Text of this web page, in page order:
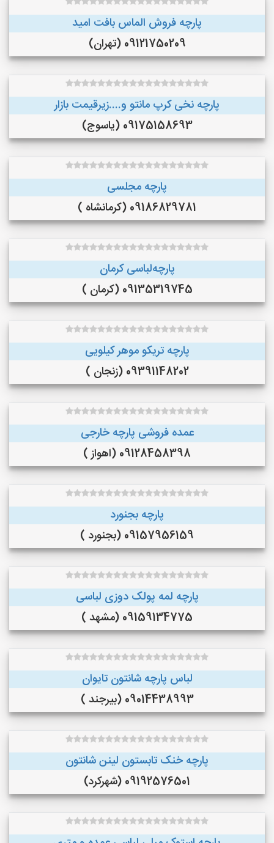
پارچه فروش الماس بافت امید
09121750209 (تهران)
پارچه نخی کرپ مانتو و....زیرقیمت بازار
09175158693 (یاسوج)
پارچه مجلسی
09186829781 (کرمانشاه )
پارچه‌لباسی کرمان
09135319745 (کرمان )
پارچه تریکو موهر کیلویی
09391148202 (زنجان )
عمده فروشی پارچه خارجی
09128458398 (اهواز )
پارچه بجنورد
09157956159 (بجنورد )
پارچه لمه پولک دوزی لباسی
09159134775 (مشهد )
لباس پارچه شانتون تایوان
09014438993 (بیرجند )
پارچه خنک تابستون لینن شانتون
09192576501 (شهرکرد)